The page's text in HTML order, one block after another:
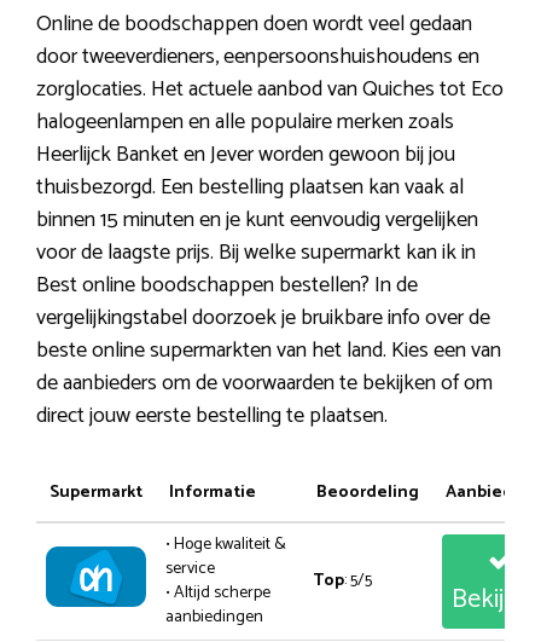
Online de boodschappen doen wordt veel gedaan
door tweeverdieners, eenpersoonshuishoudens en
zorglocaties. Het actuele aanbod van Quiches tot Eco
halogeenlampen en alle populaire merken zoals
Heerlijck Banket en Jever worden gewoon bij jou
thuisbezorgd. Een bestelling plaatsen kan vaak al
binnen 15 minuten en je kunt eenvoudig vergelijken
voor de laagste prijs. Bij welke supermarkt kan ik in
Best online boodschappen bestellen? In de
vergelijkingstabel doorzoek je bruikbare info over de
beste online supermarkten van het land. Kies een van
de aanbieders om de voorwaarden te bekijken of om
direct jouw eerste bestelling te plaatsen.
Supermarkt Informatie Beoordeling
• Hoge kwaliteit &
service
• Altijd scherpe
aanbiedingen
Top: 5/5